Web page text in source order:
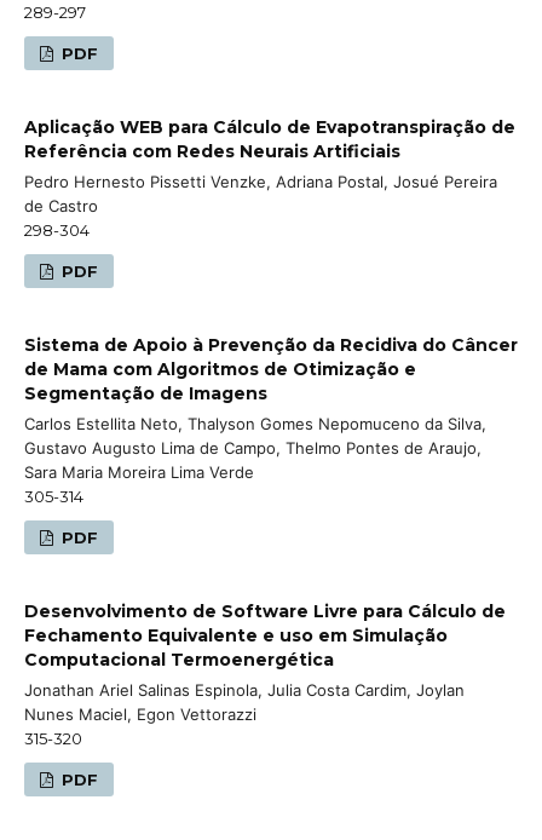
289-297
PDF
Aplicação WEB para Cálculo de Evapotranspiração de
Referência com Redes Neurais Artificiais
Pedro Hernesto Pissetti Venzke, Adriana Postal, Josué Pereira
de Castro
298-304
PDF
Sistema de Apoio à Prevenção da Recidiva do Câncer
de Mama com Algoritmos de Otimização e
Segmentação de Imagens
Carlos Estellita Neto, Thalyson Gomes Nepomuceno da Silva,
Gustavo Augusto Lima de Campo, Thelmo Pontes de Araujo,
Sara Maria Moreira Lima Verde
305-314
PDF
Desenvolvimento de Software Livre para Cálculo de
Fechamento Equivalente e uso em Simulação
Computacional Termoenergética
Jonathan Ariel Salinas Espinola, Julia Costa Cardim, Joylan
Nunes Maciel, Egon Vettorazzi
315-320
PDF